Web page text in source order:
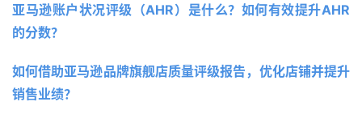
亚马逊账户状况评级（AHR）是什么？如何有效提升AHR
的分数？
如何借助亚马逊品牌旗舰店质量评级报告，优化店铺并提升
销售业绩？